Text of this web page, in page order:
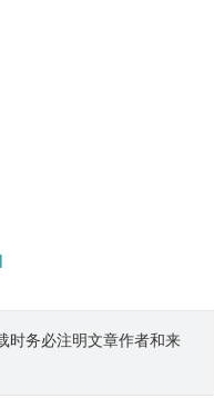
时务必注明文章作者和来